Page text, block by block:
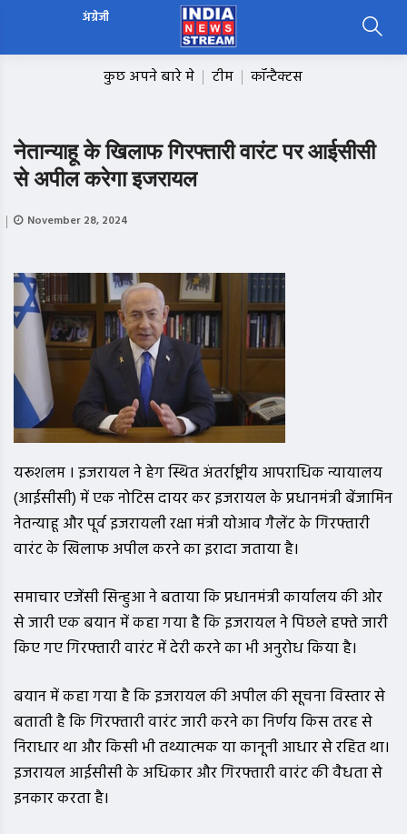
अंग्रेजी
कुछ अपने बारे मे टीम कॉन्टैक्टस
नेतान्याहू के खिलाफ गिरफ्तारी वारंट पर आईसीसी
से अपील करेगा इजरायल
November 28, 2024
यरूशलम । इजरायल ने हेग स्थित अंतर्राष्ट्रीय आपराधिक न्यायालय
(आईसीसी) में एक नोटिस दायर कर इजरायल के प्रधानमंत्री बेंजामिन
नेतन्याहू और पूर्व इजरायली रक्षा मंत्री योआव गैलेंट के गिरफ्तारी
वारंट के खिलाफ अपील करने का इरादा जताया है।
समाचार एजेंसी सिन्हुआ ने बताया कि प्रधानमंत्री कार्यालय की ओर
से जारी एक बयान में कहा गया है कि इजरायल ने पिछले हफ्ते जारी
किए गए गिरफ्तारी वारंट में देरी करने का भी अनुरोध किया है।
बयान में कहा गया है कि इजरायल की अपील की सूचना विस्तार से
बताती है कि गिरफ्तारी वारंट जारी करने का निर्णय किस तरह से
निराधार था और किसी भी तथ्यात्मक या कानूनी आधार से रहित था।
इजरायल आईसीसी के अधिकार और गिरफ्तारी वारंट की वैधता से
इनकार करता है।